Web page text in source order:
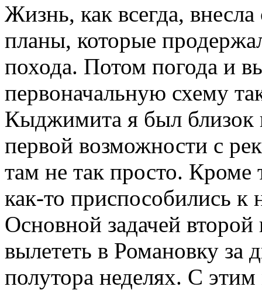
Жизнь, как всегда,
планы, которые
похода. Потом погода и
первоначальную схему
Кыджимита я был близок
первой возможности с
там не так просто. Кроме
как-то приспособились к
Основной задачей
вылететь в Романовку за
полутора неделях. С